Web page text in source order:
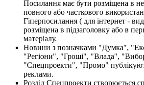
Посилання має бути розміщена в
повного або часткового
Гіперпосилання ( для інтернет -
розміщена в підзаголовку або в
матеріалу.
Новини з позначками "Думка",
"Регіони", "Гроші", "Влада",
"Спецпроекти", "Промо"
реклами.
Розділ Спецпроекти створюється